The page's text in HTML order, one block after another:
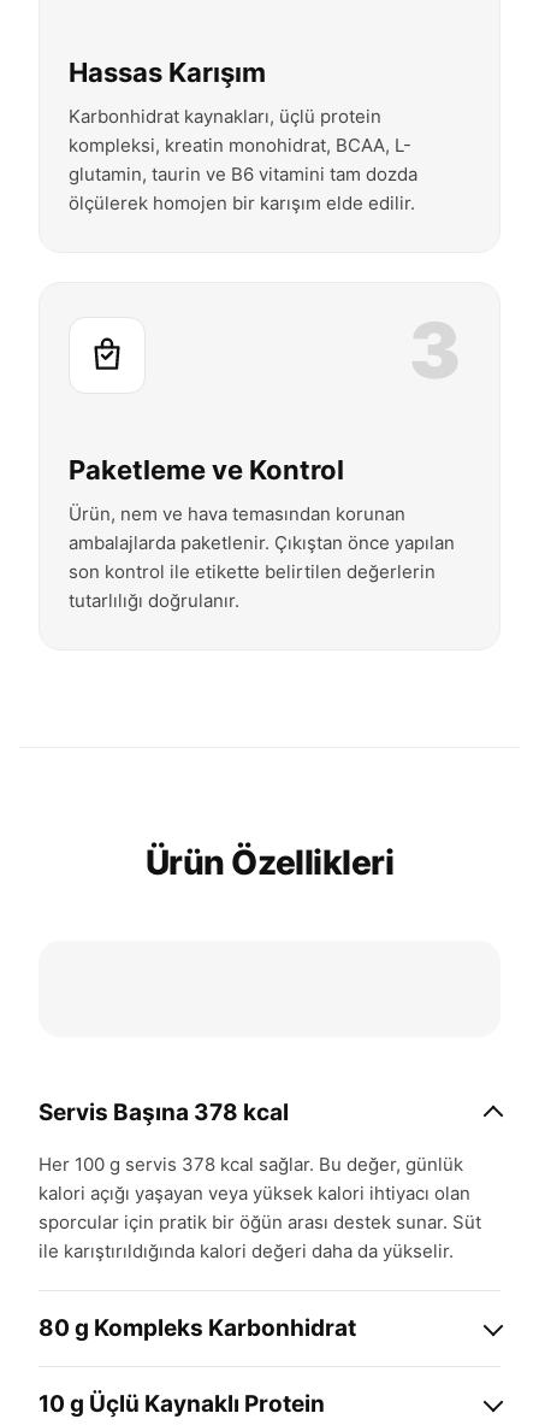
Hassas Karışım
Karbonhidrat kaynakları, üçlü protein
kompleksi, kreatin monohidrat, BCAA, L-
glutamin, taurin ve B6 vitamini tam dozda
ölçülerek homojen bir karışım elde edilir.
3
Paketleme ve Kontrol
Ürün, nem ve hava temasından korunan
ambalajlarda paketlenir. Çıkıştan önce yapılan
son kontrol ile etikette belirtilen değerlerin
tutarlılığı doğrulanır.
Ürün Özellikleri
Servis Başına 378 kcal
Her 100 g servis 378 kcal sağlar. Bu değer, günlük
kalori açığı yaşayan veya yüksek kalori ihtiyacı olan
sporcular için pratik bir öğün arası destek sunar. Süt
ile karıştırıldığında kalori değeri daha da yükselir.
80 g Kompleks Karbonhidrat
karbonhidrat kaynakları bir arada kullanılmıştır.
10 g Üçlü Kaynaklı Protein